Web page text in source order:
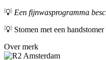
💡 Een fijnwasprogramma
💡 Stomen met een
Over merk